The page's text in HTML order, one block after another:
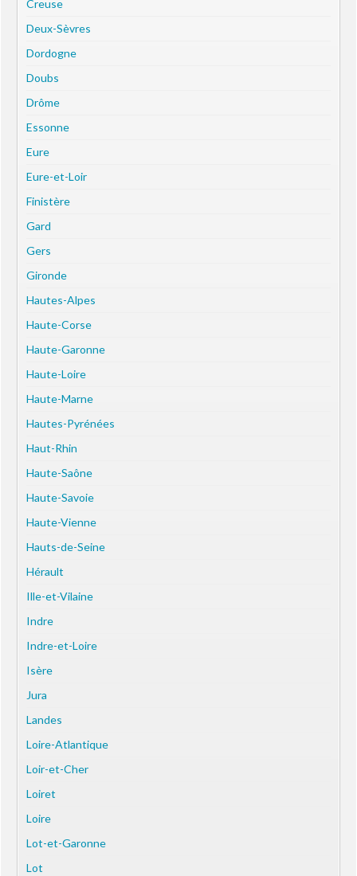
Creuse
Deux-Sèvres
Dordogne
Doubs
Drôme
Essonne
Eure
Eure-et-Loir
Finistère
Gard
Gers
Gironde
Hautes-Alpes
Haute-Corse
Haute-Garonne
Haute-Loire
Haute-Marne
Hautes-Pyrénées
Haut-Rhin
Haute-Saône
Haute-Savoie
Haute-Vienne
Hauts-de-Seine
Hérault
Ille-et-Vilaine
Indre
Indre-et-Loire
Isère
Jura
Landes
Loire-Atlantique
Loir-et-Cher
Loiret
Loire
Lot-et-Garonne
Lot